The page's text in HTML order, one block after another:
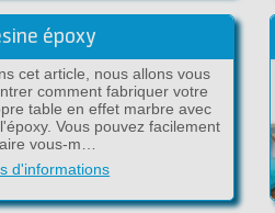
époxy
cet article, nous allons vous
comment fabriquer votre
table en effet marbre avec
Vous pouvez facilement
vous-m…
d'informations